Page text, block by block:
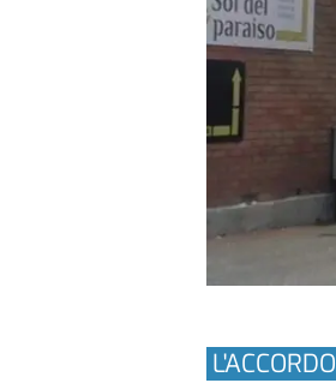
L'ACCORDO